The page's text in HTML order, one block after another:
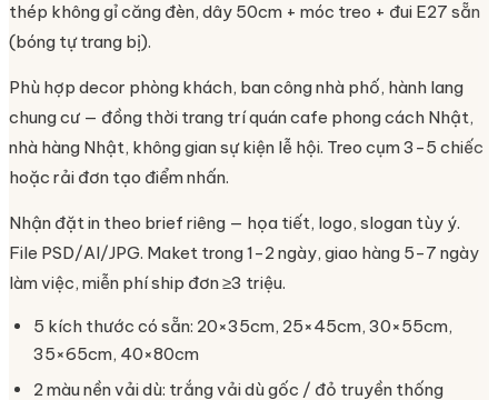
thép không gỉ căng đèn, dây 50cm + móc treo + đui E27 sẵn
(bóng tự trang bị).
Phù hợp decor phòng khách, ban công nhà phố, hành lang
chung cư — đồng thời trang trí quán cafe phong cách Nhật,
nhà hàng Nhật, không gian sự kiện lễ hội. Treo cụm 3-5 chiếc
hoặc rải đơn tạo điểm nhấn.
Nhận đặt in theo brief riêng — họa tiết, logo, slogan tùy ý.
File PSD/AI/JPG. Maket trong 1-2 ngày, giao hàng 5-7 ngày
làm việc, miễn phí ship đơn ≥3 triệu.
5 kích thước có sẵn: 20×35cm, 25×45cm, 30×55cm,
35×65cm, 40×80cm
2 màu nền vải dù: trắng vải dù gốc / đỏ truyền thống